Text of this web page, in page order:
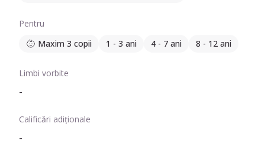
Pentru
Maxim 3 copii
1 - 3 ani 4 - 7 ani 8 - 12 ani
Limbi vorbite
-
Calificări adiționale
-